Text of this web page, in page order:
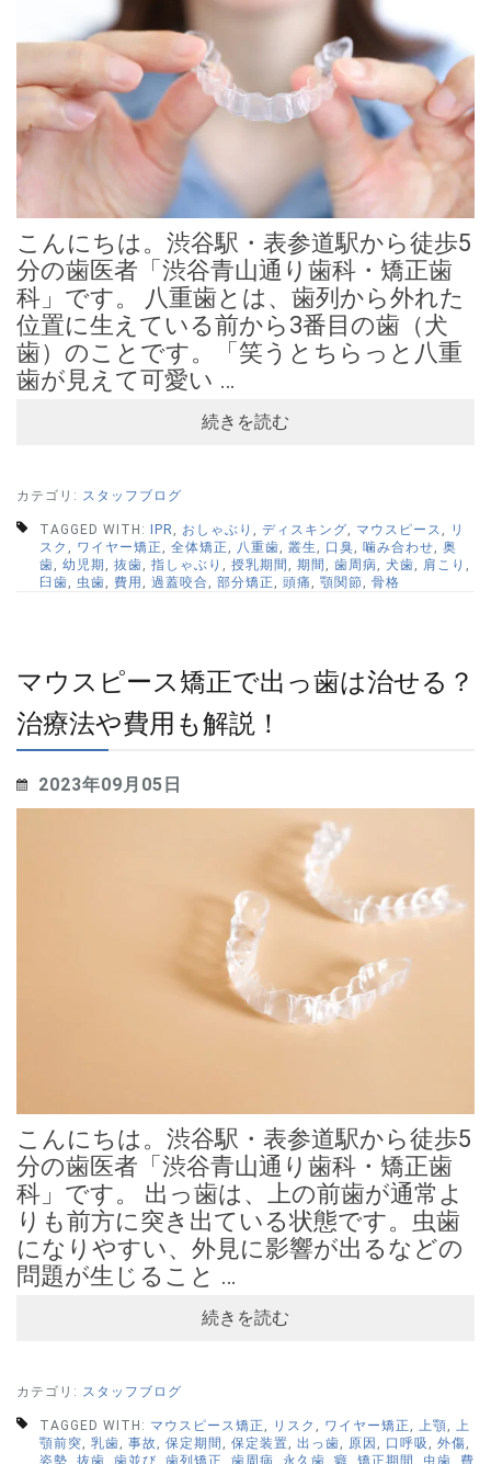
こんにちは。渋谷駅・表参道駅から徒歩5
分の歯医者「渋谷青山通り歯科・矯正歯
科」です。 八重歯とは、歯列から外れた
位置に生えている前から3番目の歯（犬
歯）のことです。「笑うとちらっと八重
歯が見えて可愛い …
続きを読む
カテゴリ: スタッフブログ
TAGGED WITH: IPR おしゃぶり ディスキング マウスピース
リ
スク
ワイヤー矯正 全体矯正 八重歯 叢生 口臭 噛み合わせ
奥
歯
幼児期 抜歯 指しゃぶり 授乳期間 期間 歯周病 犬歯 肩こり
臼歯
虫歯 費用 過蓋咬合 部分矯正 頭痛 顎関節 骨格
マウスピース矯正で出っ歯は治せる？
治療法や費用も解説！
2023年09月05日
こんにちは。渋谷駅・表参道駅から徒歩5
分の歯医者「渋谷青山通り歯科・矯正歯
科」です。 出っ歯は、上の前歯が通常よ
りも前方に突き出ている状態です。虫歯
になりやすい、外見に影響が出るなどの
問題が生じること …
続きを読む
カテゴリ: スタッフブログ
TAGGED WITH: マウスピース矯正 , リスク , ワイヤー矯正 , 上顎, 上
顎前突, 乳歯, 事故 , 保定期間 , 保定装置, 出っ歯, 原因 , 口呼吸 , 外傷,
姿勢
抜歯 歯並び 歯列矯正 歯周病 永久歯 癖 矯正期間 虫歯 費